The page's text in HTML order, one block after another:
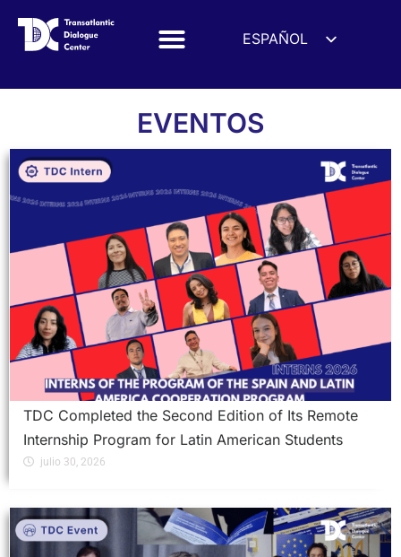
ESPAÑOL
FRANÇAIS
УКРАЇНСЬКА
हिन्दी
العربية
ITALIANO
EVENTOS
TDC Completed the Second Edition of Its Remote
Internship Program for Latin American Students
julio 30, 2026